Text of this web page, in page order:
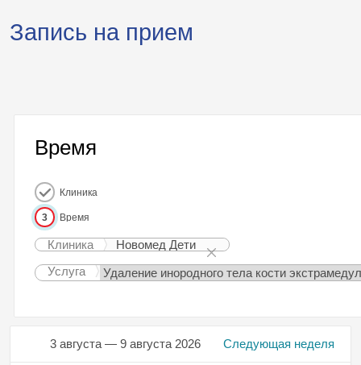
Запись на прием
Время
Клиника
3 Время
Клиника
Новомед Дети
Услуга
Следующая неделя
3 августа — 9 августа 2026